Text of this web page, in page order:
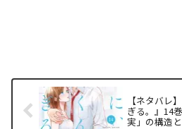
【ネタバレ
ぎる。』14
実」の構造